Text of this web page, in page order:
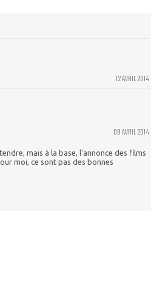
12 AVRIL 2014
08 AVRIL 2014
mais à la base, l'annonce des films
moi, ce sont pas des bonnes